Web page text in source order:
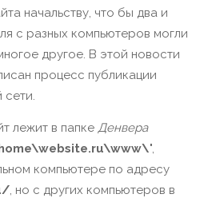
начальству, что бы два и
с разных компьютеров могли
другое. В этой новости
процесс публикации
сети.
лежит в папке Денвера
",
компьютере по адресу
, но с других компьютеров в